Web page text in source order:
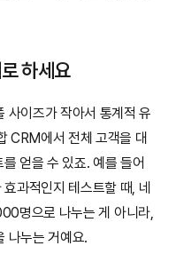
하세요
사이즈가 작아서 통계적 유
CRM에서 전체 고객을 대
얻을 수 있죠. 예를 들어
과적인지 테스트할 때, 네
명으로 나누는 게 아니라,
나누는 거예요.